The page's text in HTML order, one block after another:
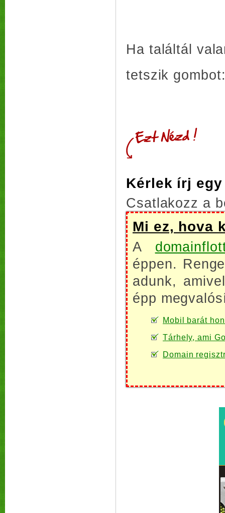
Ha találtál
tetszik
Kérlek írj
Csatlakozz a
Mi ez, hova
A
éppen.
adunk,
épp
Mobil barát
Tárhely, ami
Domain